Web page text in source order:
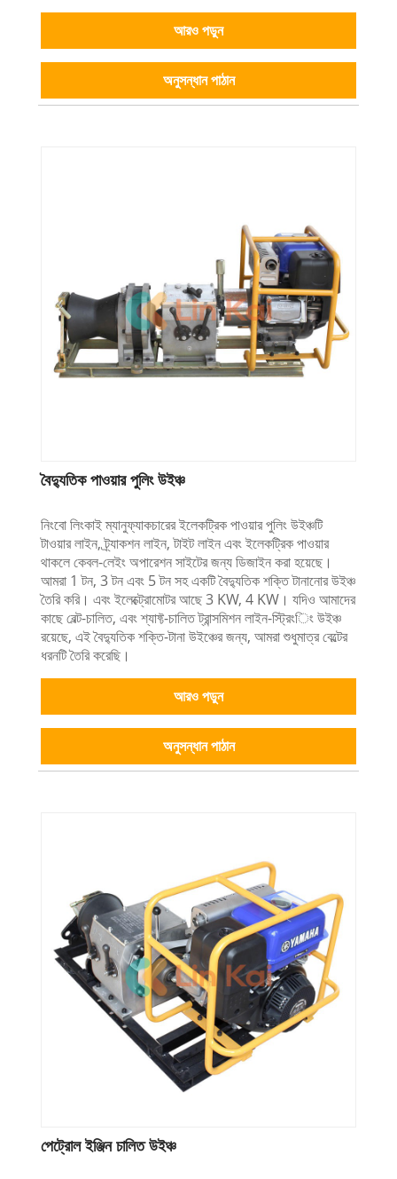
আরও পড়ুন
অনুসন্ধান পাঠান
বৈদ্যুতিক পাওয়ার পুলিং উইঞ্চ
নিংবো লিংকাই ম্যানুফ্যাকচারের ইলেকট্রিক পাওয়ার পুলিং উইঞ্চটি
টাওয়ার লাইন, ট্র্যাকশন লাইন, টাইট লাইন এবং ইলেকট্রিক পাওয়ার
থাকলে কেবল-লেইং অপারেশন সাইটের জন্য ডিজাইন করা হয়েছে।
আমরা 1 টন, 3 টন এবং 5 টন সহ একটি বৈদ্যুতিক শক্তি টানানোর উইঞ্চ
তৈরি করি। এবং ইলেক্ট্রোমোটর আছে 3 KW, 4 KW। যদিও আমাদের
কাছে বেল্ট-চালিত, এবং শ্যাফ্ট-চালিত ট্রান্সমিশন লাইন-স্ট্রিংিং উইঞ্চ
রয়েছে, এই বৈদ্যুতিক শক্তি-টানা উইঞ্চের জন্য, আমরা শুধুমাত্র বেল্টের
ধরনটি তৈরি করেছি।
আরও পড়ুন
অনুসন্ধান পাঠান
পেট্রোল ইঞ্জিন চালিত উইঞ্চ